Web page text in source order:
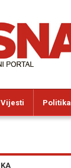
Vijesti Politika